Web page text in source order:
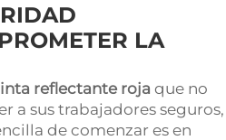
LA
reflectante roja que no
a sus trabajadores seguros,
de comenzar es en